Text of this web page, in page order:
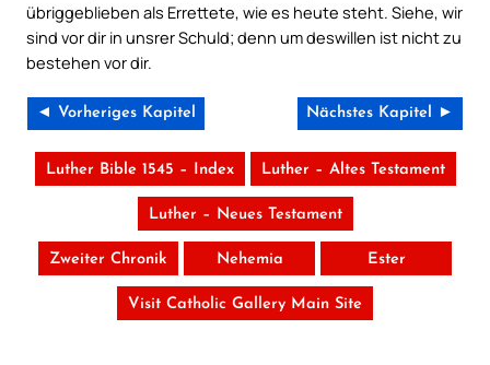
übriggeblieben als Errettete, wie es heute steht. Siehe, wir
sind vor dir in unsrer Schuld; denn um deswillen ist nicht zu
bestehen vor dir.
◄ Vorheriges Kapitel Nächstes Kapitel ►
Luther Bible 1545 – Index Luther – Altes Testament
Luther – Neues Testament
Zweiter Chronik Nehemia Ester
Visit Catholic Gallery Main Site